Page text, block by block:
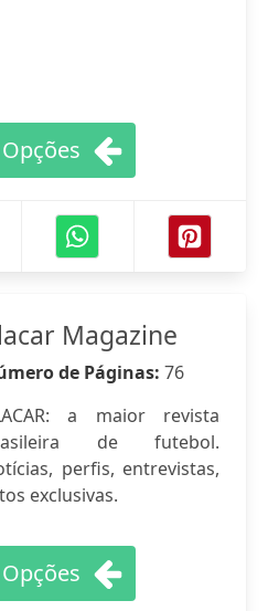
Magazine
de Páginas: 76
a maior revista
de futebol.
perfis, entrevistas,
exclusivas.